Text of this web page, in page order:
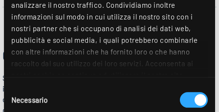
analizzare il nostro traffico. Condividiamo inoltre
informazioni sul modo in cui utilizza il nostro sito con i
nostri partner che si occupano di analisi dei dati web,
pubblicità e social media, i quali potrebbero combinarle
con altre informazioni che ha fornito loro o che hanno
raccolto dal suo utilizzo dei loro servizi. Acconsenta ai
dichiarazione sulla protezione dei dati
Selezione
delNecessario
QUATTRO DISTRIBUZIONI DI LUCE
Se sono necessari requisiti di illuminazione specifici, ALBA
impiega lenti speciali per molte opzioni, tra cui la classica
distribuzione della luce a fascio molto ampio con disco di
diffusione. Indipendentemente dalle dimensioni e dalla forma.